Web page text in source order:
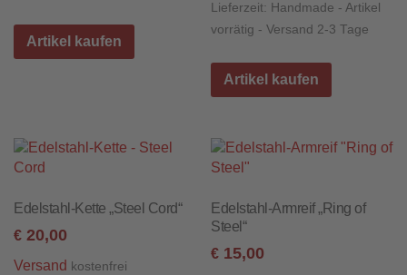
Artikel kaufen
Lieferzeit: Handmade - Artikel
vorrätig - Versand 2-3 Tage
Artikel kaufen
Edelstahl-Kette „Steel Cord“
€ 20,00
Versand kostenfrei
Edelstahl-Armreif „Ring of
Steel“
€ 15,00